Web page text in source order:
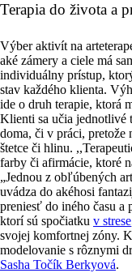
Terapia do života a
Výber aktivít na
aké zámery a ciele má
individuálny prístup,
stav každého klienta.
ide o druh terapie, ktorá
Klienti sa učia
doma, či v práci,
štetce či hlinu.
farby či afirmácie, ktoré
„Jednou z obľúbených
uvádza do akéhosi
preniesť do iného času a
ktorí sú spočiatku v strese
svojej komfortnej zóny.
modelovanie s rôznymi
Sasha Točík Berkyová.